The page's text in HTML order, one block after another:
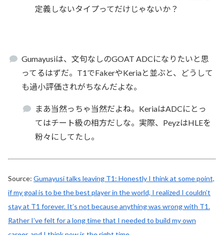
定義しないタイプってだけじゃないか？
Gumayusiは、文句なしのGOAT ADCになりたいと思
ってるはずだ。T1でFakerやKeriaと並ぶと、どうして
も過小評価されがちなんだよな。
まあ当然っちゃ当然だよね。KeriaはADCにとっ
てはチート級の相方だしな。実際、PeyzはHLEを
粉々にしてたし。
Source: Gumayusi talks leaving T1: Honestly I think at some point,
if my goal is to be the best player in the world, I realized I couldn’t
stay at T1 forever. It’s not because anything was wrong with T1.
Rather I’ve felt for a long time that I needed to build my own